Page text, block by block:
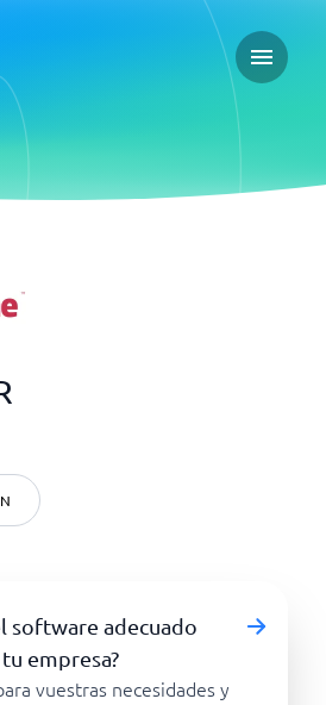
Open
software adecuado
empresa?
vuestras necesidades y